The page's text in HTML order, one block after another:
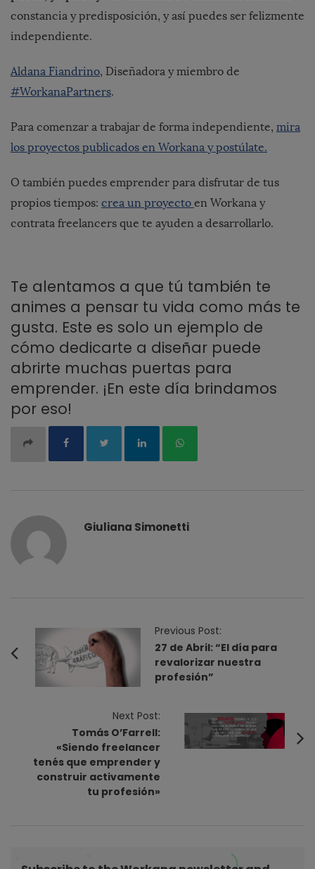
constancia y predisposición, y así puedes ser felizmente
independiente.
Aldana Fiandrino, Diseñadora y miembro de
#WorkanaPartners.
Para comenzar a trabajar de forma independiente, mira
los proyectos publicados en Workana y postúlate.
O también puedes emprender para disfrutar de tus
propios tiempos: crea un proyecto en Workana y
contrata freelancers que te ayuden a desarrollarlo.
Te alentamos a que tú también te
animes a pensar tu vida como más te
gusta. Este es solo un ejemplo de
cómo dedicarte a diseñar puede
abrirte muchas puertas para
emprender. ¡En este día brindamos
por eso!
Giuliana Simonetti
Previous Post:
27 de Abril: “El día para
revalorizar nuestra
profesión”
Next Post:
Tomás O’Farrell:
«Siendo freelancer
tenés que emprender y
construir activamente
tu profesión»